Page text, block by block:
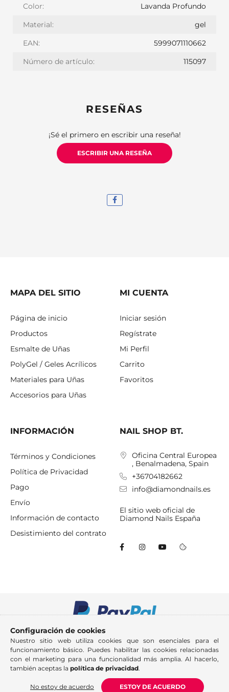
Color:
Lavanda Profundo
Material:
gel
EAN:
5999071110662
Número de artículo:
115097
RESEÑAS
¡Sé el primero en escribir una reseña!
ESCRIBIR UNA RESEÑA
MAPA DEL SITIO
Página de inicio
Productos
Esmalte de Uñas
PolyGel / Geles Acrílicos
Materiales para Uñas
Accesorios para Uñas
MI CUENTA
Iniciar sesión
Regístrate
Mi Perfil
Carrito
Favoritos
INFORMACIÓN
Términos y Condiciones
Política de Privacidad
Pago
Envío
Información de contacto
Desistimiento del contrato
NAIL SHOP BT.
Oficina Central Europea
, Benalmadena, Spain
+36704182662
info@diamondnails.es
El sitio web oficial de
Diamond Nails España
Configuración de cookies
Nuestro sitio web utiliza cookies que son esenciales para el
funcionamiento básico. Puedes habilitar las cookies relacionadas
con el marketing para una funcionalidad más amplia. Al hacerlo,
también aceptas la política de privacidad.
No estoy de acuerdo ESTOY DE ACUERDO